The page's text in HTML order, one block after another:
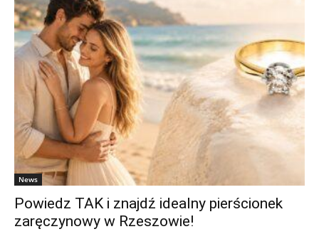
News
Powiedz TAK i znajdź idealny pierścionek
zaręczynowy w Rzeszowie!